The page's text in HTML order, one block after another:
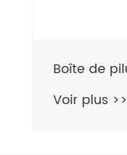
blanche
Voir plus >>